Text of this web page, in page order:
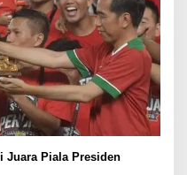
Juara Piala Presiden